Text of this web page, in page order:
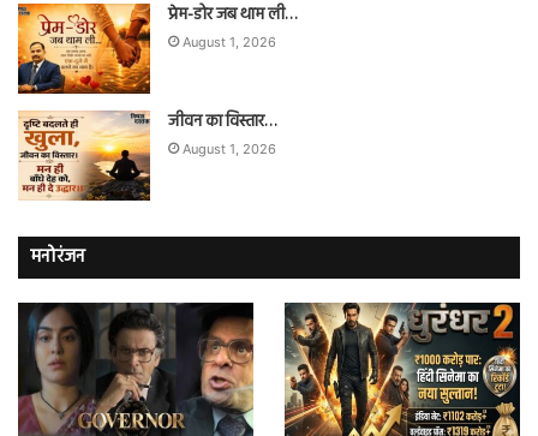
प्रेम-डोर जब थाम ली…
August 1, 2026
जीवन का विस्तार…
August 1, 2026
मनोरंजन